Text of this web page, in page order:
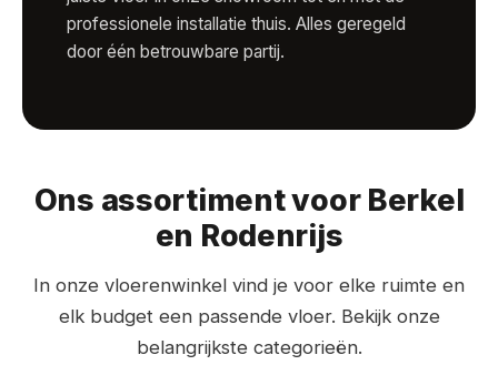
professionele installatie thuis. Alles geregeld
door één betrouwbare partij.
Ons assortiment voor Berkel
en Rodenrijs
In onze vloerenwinkel vind je voor elke ruimte en
elk budget een passende vloer. Bekijk onze
belangrijkste categorieën.